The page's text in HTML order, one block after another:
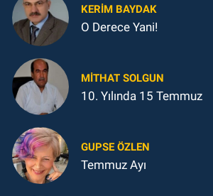
KERIM BAYDAK
O Derece Yani!
MITHAT SOLGUN
10. Yılında 15 Temmuz
GUPSE ÖZLEN
Temmuz Ayı